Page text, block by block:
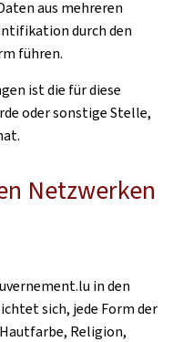
aus mehreren
durch den
führen.
ist die für diese
oder sonstige Stelle,
Netzwerken
in den
sich, jede Form der
Religion,